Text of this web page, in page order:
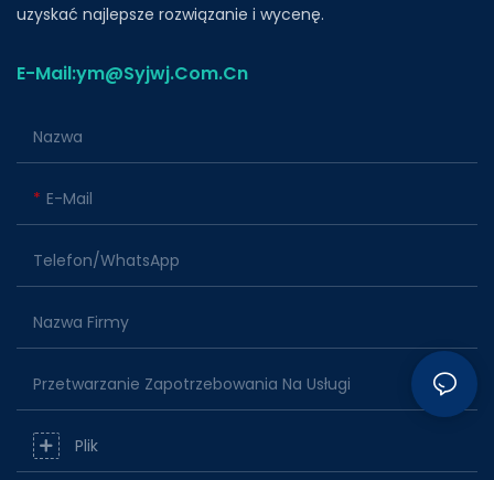
uzyskać najlepsze rozwiązanie i wycenę.
E-Mail:ym@Syjwj.Com.Cn
Nazwa
E-Mail
Telefon/WhatsApp
Nazwa Firmy
Przetwarzanie Zapotrzebowania Na Usługi
Plik